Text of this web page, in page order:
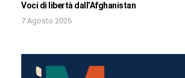
Voci di libertà dall’Afghanistan
7 Agosto 2026